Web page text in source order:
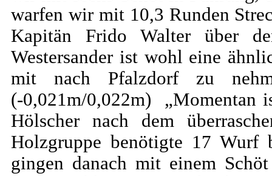
warfen wir mit 10,3 Runden
Kapitän Frido Walter über
Westersander ist wohl eine
mit nach Pfalzdorf zu
(-0,021m/0,022m) „Momentan
Hölscher nach dem
Holzgruppe benötigte 17 Wurf
gingen danach mit einem